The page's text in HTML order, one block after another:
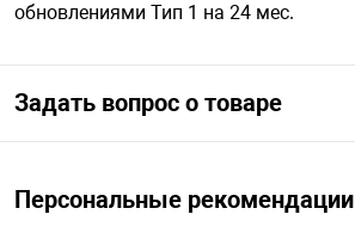
безопасность
оборудование
обновлениями Тип 1 на 24 мес.
Задать вопрос о товаре
Персональные рекомендации